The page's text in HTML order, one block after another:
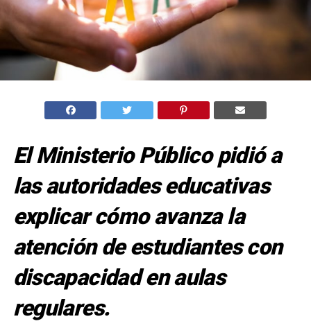
El Ministerio Público pidió a
las autoridades educativas
explicar cómo avanza la
atención de estudiantes con
discapacidad en aulas
regulares.